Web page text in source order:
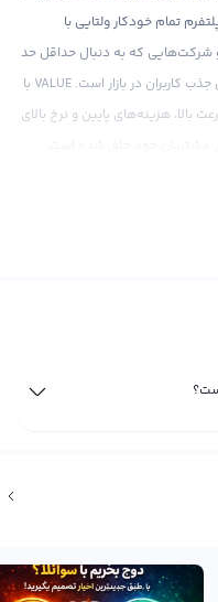
پلتفرم تمام خودکار ولتایی با
و شرکت‌هایی که به دنبال حداقل حد
بودجه ارزش استنادی دیجیتال هستند، به دنبال جذب کاربران در بازار است. VALUE با
بالا، هزینه‌های پایین و نرخ بالای
کاربران خود را قادر می‌سازد تا
اضافی این ارز دیجیتال را
خود به سر می‌برد و برای
زمانی سود یا زیان شما نهایی
رابکس با بهترین قیمت بازار به